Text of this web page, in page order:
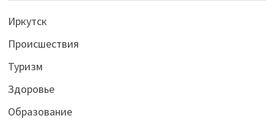
Иркутск
Происшествия
Туризм
Здоровье
Образование